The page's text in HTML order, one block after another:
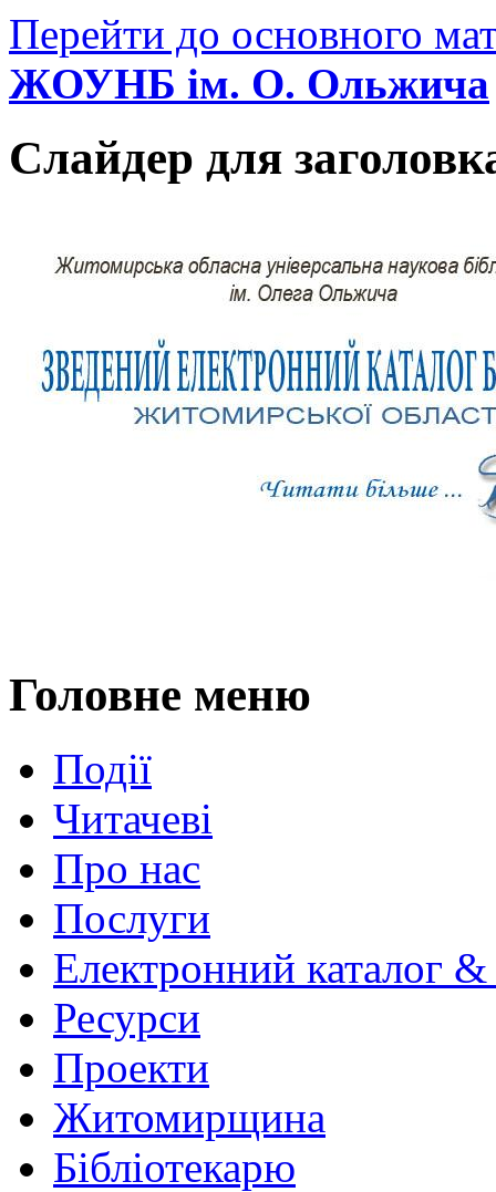
Перейти до основного
ЖОУНБ ім. О. Ольжича
Слайдер для
Головне меню
Події
Читачеві
Про нас
Послуги
Електронний каталог
Ресурси
Проекти
Житомирщина
Бібліотекарю